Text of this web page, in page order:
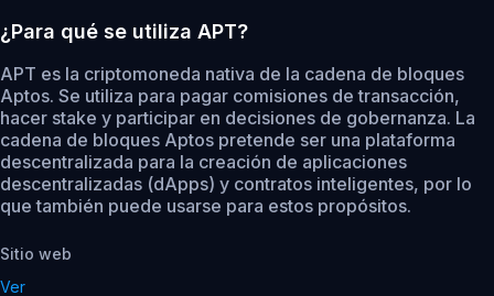
¿Para qué se utiliza APT?
APT es la criptomoneda nativa de la cadena de bloques
Aptos. Se utiliza para pagar comisiones de transacción,
hacer stake y participar en decisiones de gobernanza. La
cadena de bloques Aptos pretende ser una plataforma
descentralizada para la creación de aplicaciones
descentralizadas (dApps) y contratos inteligentes, por lo
que también puede usarse para estos propósitos.
Sitio web
Ver